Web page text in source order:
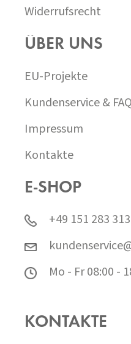
Widerrufsrecht
ÜBER UNS
EU-Projekte
Kundenservice & FAQ
Impressum
Kontakte
E-SHOP
+49 151 283
Mo - Fr 08:00 -
KONTAKTE